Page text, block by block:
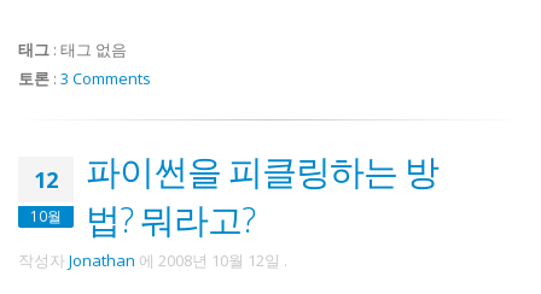
태그 : 태그 없음
토론 : 3 Comments
12
10월
파이썬을 피클링하는 방
법? 뭐라고?
작성자Jonathan 에 2008년 10월 12일 .